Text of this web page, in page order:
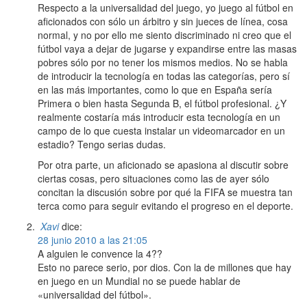
Respecto a la universalidad del juego, yo juego al fútbol en
aficionados con sólo un árbitro y sin jueces de línea, cosa
normal, y no por ello me siento discriminado ni creo que el
fútbol vaya a dejar de jugarse y expandirse entre las masas
pobres sólo por no tener los mismos medios. No se habla
de introducir la tecnología en todas las categorías, pero sí
en las más importantes, como lo que en España sería
Primera o bien hasta Segunda B, el fútbol profesional. ¿Y
realmente costaría más introducir esta tecnología en un
campo de lo que cuesta instalar un videomarcador en un
estadio? Tengo serias dudas.
Por otra parte, un aficionado se apasiona al discutir sobre
ciertas cosas, pero situaciones como las de ayer sólo
concitan la discusión sobre por qué la FIFA se muestra tan
terca como para seguir evitando el progreso en el deporte.
Xavi dice:
28 junio 2010 a las 21:05
A alguien le convence la 4??
Esto no parece serio, por dios. Con la de millones que hay
en juego en un Mundial no se puede hablar de
«universalidad del fútbol».